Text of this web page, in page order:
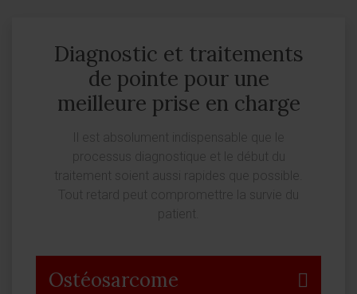
Diagnostic et traitements
de pointe pour une
meilleure prise en charge
Il est absolument indispensable que le
processus diagnostique et le début du
traitement soient aussi rapides que possible.
Tout retard peut compromettre la survie du
patient.
Ostéosarcome